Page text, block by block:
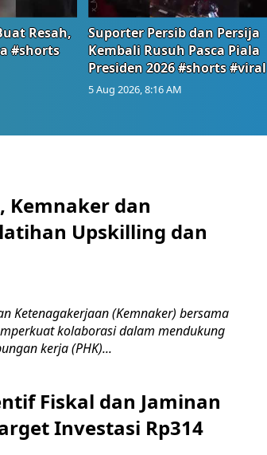
Resah,
#shorts
Suporter Persib dan Persija
Kembali Rusuh Pasca Piala
Presiden 2026 #shorts #viral
5 Aug 2026, 8:16 AM
Kemnaker dan
Upskilling dan
Ketenagakerjaan (Kemnaker) bersama
kolaborasi dalam mendukung
kerja (PHK)...
Fiskal dan Jaminan
Investasi Rp314